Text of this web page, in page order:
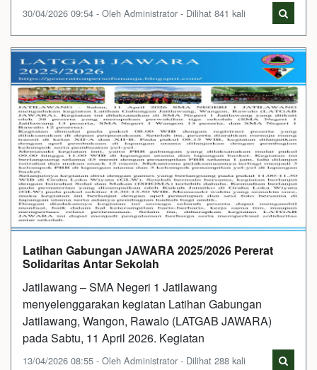
30/04/2026 09:54 - Oleh Administrator - Dilihat 841 kali
Latihan Gabungan JAWARA 2025/2026 Pererat
Solidaritas Antar Sekolah
Jatilawang – SMA Negeri 1 Jatilawang
menyelenggarakan kegiatan Latihan Gabungan
Jatilawang, Wangon, Rawalo (LATGAB JAWARA)
pada Sabtu, 11 April 2026. Kegiatan
13/04/2026 08:55 - Oleh Administrator - Dilihat 288 kali